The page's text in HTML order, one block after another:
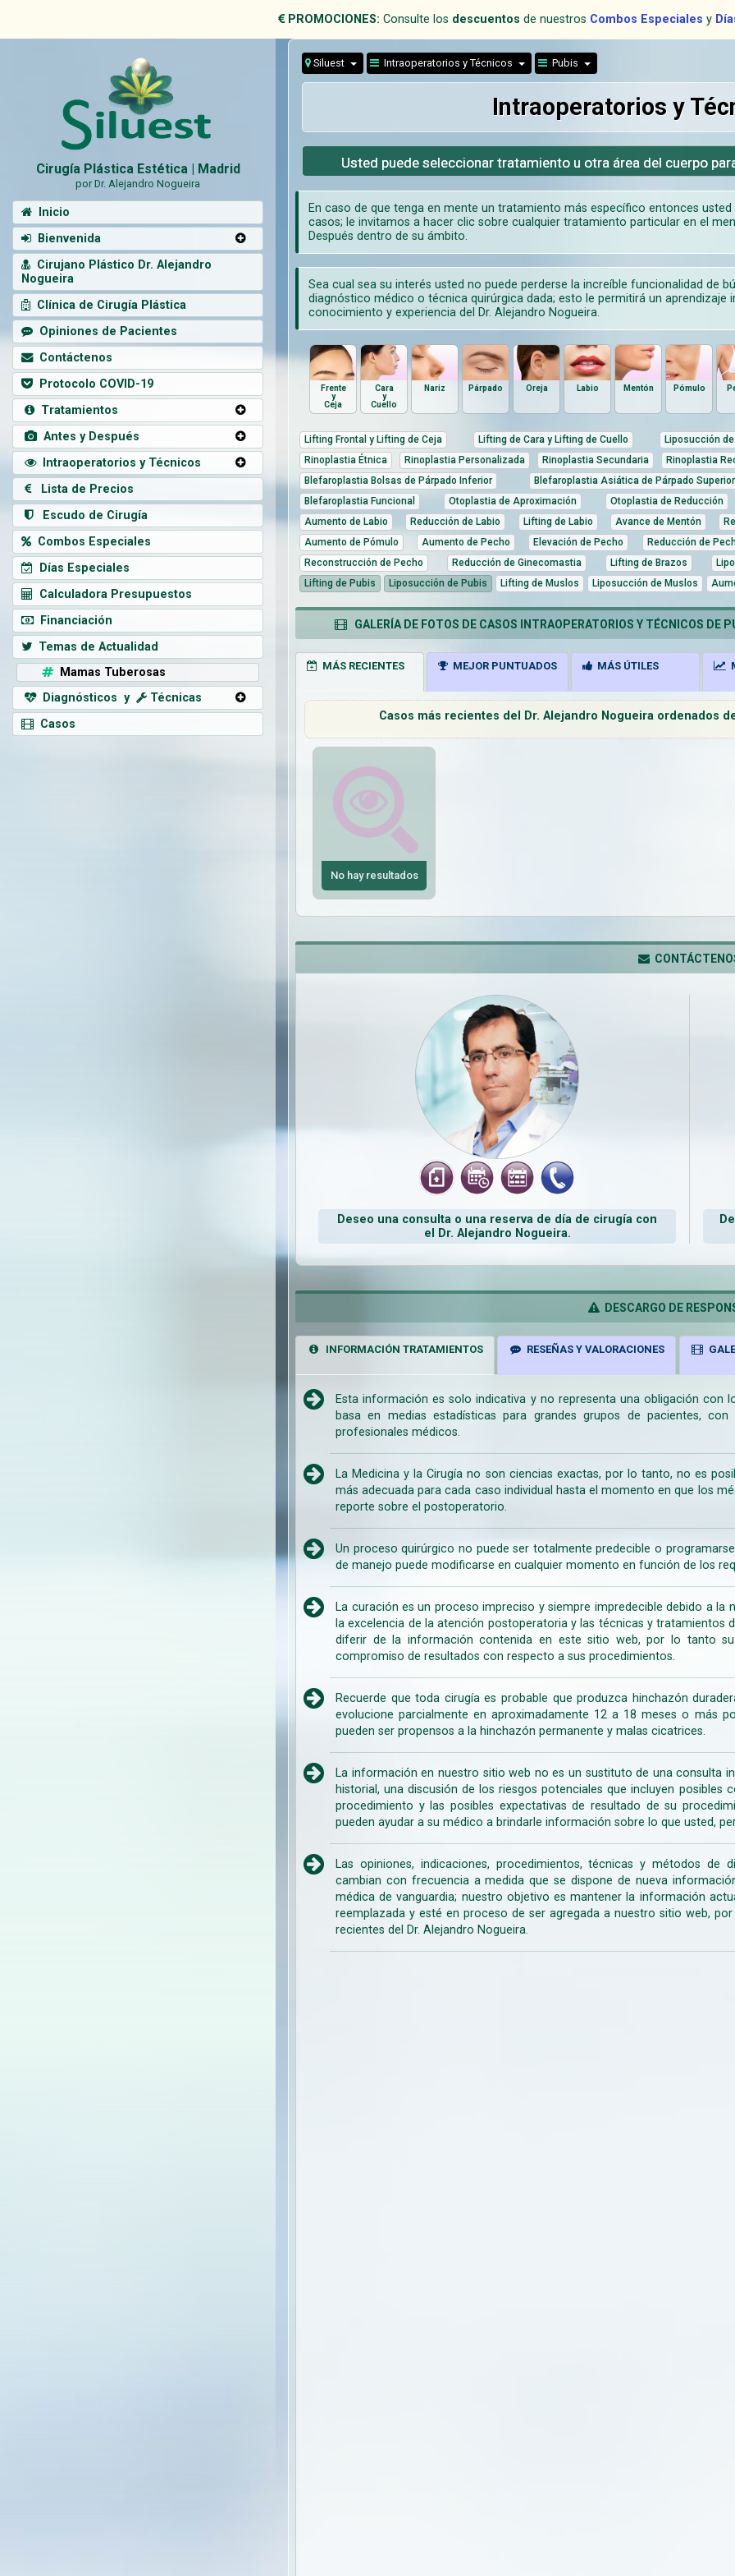
PROMOCIONES: Consulte los descuentos de nuestros Combos Especiales y
Cirugía Plástica Estética | Madrid
por Dr. Alejandro Nogueira
Inicio
Bienvenida
Cirujano Plástico Dr. Alejandro
Nogueira
Clínica de Cirugía Plástica
Opiniones de Pacientes
Contáctenos
Protocolo COVID-19
Tratamientos
Antes y Después
Intraoperatorios y Técnicos
Lista de Precios
Escudo de Cirugía
Combos Especiales
Días Especiales
Calculadora Presupuestos
Financiación
Temas de Actualidad
Mamas Tuberosas
Diagnósticos y
Técnicas
Casos
Siluest Intraoperatorios y Técnicos Pubis
Intraoperatorios y
Usted puede seleccionar tratamiento u otra área del cuerpo
En caso de que tenga en mente un tratamiento más específico entonces
casos; le invitamos a hacer clic sobre cualquier tratamiento particular en el
Después dentro de su ámbito.
Sea cual sea su interés usted no puede perderse la increíble funcionalidad de
diagnóstico médico o técnica quirúrgica dada; esto le permitirá un aprendizaje
conocimiento y experiencia del Dr. Alejandro Nogueira.
Frente
y
Ceja
Cara
y
Cuello
Nariz Párpado Oreja Labio Mentón Pómulo
Lifting Frontal y Lifting de Ceja Lifting de Cara y Lifting de Cuello
Liposucción
Rinoplastia Étnica
Rinoplastia Personalizada Rinoplastia Secundaria
Rinoplastia
Blefaroplastia Bolsas de Párpado Inferior
Blefaroplastia Asiática de Párpado Superior
Blefaroplastia Funcional
Otoplastia de Aproximación
Otoplastia de Reducción
Aumento de Labio
Reducción de Labio Lifting de Labio Avance de Mentón
Aumento de Pómulo
Aumento de Pecho Elevación de Pecho
Reducción de
Reconstrucción de Pecho
Reducción de Ginecomastia Lifting de Brazos
Lifting de Pubis
Liposucción de Pubis Lifting de Muslos Liposucción de Muslos
GALERÍA DE FOTOS DE CASOS INTRAOPERATORIOS Y TÉCNICOS DE
MÁS RECIENTES MEJOR PUNTUADOS MÁS ÚTILES
Casos más recientes del Dr. Alejandro Nogueira ordenados
No hay resultados
Deseo una consulta o una reserva de día de cirugía con
el Dr. Alejandro Nogueira.
DESCARGO DE
INFORMACIÓN TRATAMIENTOS RESEÑAS Y VALORACIONES
Esta información es solo indicativa y no representa una obligación con
basa en medias estadísticas para grandes grupos de pacientes,
profesionales médicos.
La Medicina y la Cirugía no son ciencias exactas, por lo tanto, no es
más adecuada para cada caso individual hasta el momento en que los
reporte sobre el postoperatorio.
Un proceso quirúrgico no puede ser totalmente predecible o
de manejo puede modificarse en cualquier momento en función de los
La curación es un proceso impreciso y siempre impredecible debido a
la excelencia de la atención postoperatoria y las técnicas y
diferir de la información contenida en este sitio web, por lo tanto
compromiso de resultados con respecto a sus procedimientos.
Recuerde que toda cirugía es probable que produzca hinchazón
evolucione parcialmente en aproximadamente 12 a 18 meses o más
pueden ser propensos a la hinchazón permanente y malas cicatrices.
La información en nuestro sitio web no es un sustituto de una consulta
historial, una discusión de los riesgos potenciales que incluyen
procedimiento y las posibles expectativas de resultado de su
pueden ayudar a su médico a brindarle información sobre lo que usted,
Las opiniones, indicaciones, procedimientos, técnicas y métodos de
cambian con frecuencia a medida que se dispone de nueva
médica de vanguardia; nuestro objetivo es mantener la información
reemplazada y esté en proceso de ser agregada a nuestro sitio web,
recientes del Dr. Alejandro Nogueira.